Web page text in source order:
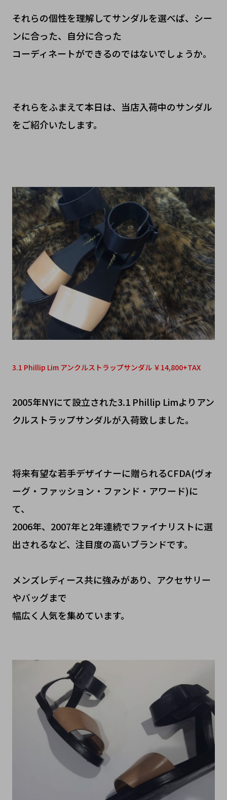
それらの個性を理解してサンダルを選べば、シー
ンに合った、自分に合った
コーディネートができるのではないでしょうか。
それらをふまえて本日は、当店入荷中のサンダル
をご紹介いたします。
3.1 Phillip Lim アンクルストラップサンダル ￥14,800+TAX
2005年NYにて設立された3.1 Phillip Limよりアン
クルストラップサンダルが入荷致しました。
将来有望な若手デザイナーに贈られるCFDA(ヴォ
ーグ・ファッション・ファンド・アワード)に
て、
2006年、2007年と2年連続でファイナリストに選
出されるなど、注目度の高いブランドです。
メンズレディース共に強みがあり、アクセサリー
やバッグまで
幅広く人気を集めています。